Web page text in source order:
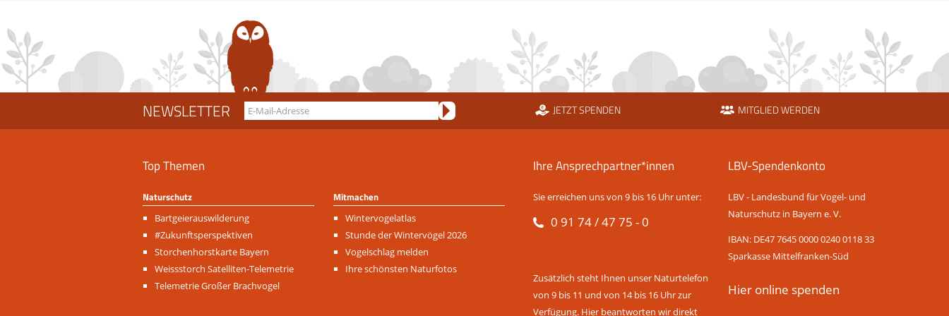
NEWSLETTER JETZT SPENDEN MITGLIED WERDEN
Top Themen
Naturschutz
Navigation
überspringen
Bartgeierauswilderung
#Zukunftsperspektiven
Storchenhorstkarte Bayern
Weissstorch Satelliten-Telemetrie
Telemetrie Großer Brachvogel
Mitmachen
Navigation
überspringen
Wintervogelatlas
Stunde der Wintervögel 2026
Vogelschlag melden
Ihre schönsten Naturfotos
Ihre Ansprechpartner*innen
Sie erreichen uns von 9 bis 16 Uhr unter:
0 91 74 / 47 75 - 0
Zusätzlich steht Ihnen unser Naturtelefon
von 9 bis 11 und von 14 bis 16 Uhr zur
Verfügung. Hier beantworten wir direkt
LBV-Spendenkonto
LBV - Landesbund für Vogel- und
Naturschutz in Bayern e. V.
IBAN: DE47 7645 0000 0240 0118 33
Sparkasse Mittelfranken-Süd
Hier online spenden